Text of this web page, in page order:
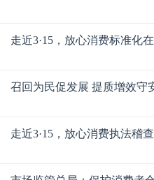
走近3·15，放心消费标准
准“领跑者”引领消费 促进小
召回为民促发展 提质增效
走近3·15，放心消费执法